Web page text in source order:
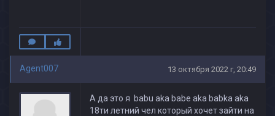
Agent007 13 октября 2022 г, 20:49
А да это я babu aka babe aka babka aka
18ти летний чел который хочет зайти на